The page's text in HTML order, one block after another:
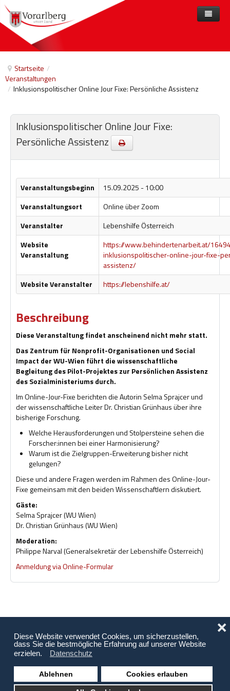
Diese Website verwendet Cookies, um sicherzustellen,
dass Sie die bestmögliche Erfahrung auf unserer Website
erzielen.
Datenschutz
Ablehnen Cookies erlauben
❌
Startseite /
Veranstaltungen
/ Inklusionspolitischer Online Jour Fixe: Persönliche Assistenz
Inklusionspolitischer Online Jour Fixe:
Persönliche Assistenz
Veranstaltungsbeginn
15.09.2025 - 10:00
Veranstaltungsort
Online über Zoom
Veranstalter
Lebenshilfe Österreich
Website
Veranstaltung
https://www.behindertenarbeit.at/
inklusionspolitischer-online-jour-fixe-
assistenz/
Website Veranstalter
https://lebenshilfe.at/
Beschreibung
Diese Veranstaltung findet anscheinend nicht mehr statt.
Das Zentrum für Nonprofit-Organisationen und Social
Impact der WU-Wien führt die wissenschaftliche
Begleitung des Pilot-Projektes zur Persönlichen Assistenz
des Sozialministeriums durch.
Im Online-Jour-Fixe berichten die Autorin Selma Sprajcer und
der wissenschaftliche Leiter Dr. Christian Grünhaus über ihre
bisherige Forschung.
Welche Herausforderungen und Stolpersteine sehen die
Forscher:innen bei einer Harmonisierung?
Warum ist die Zielgruppen-Erweiterung bisher nicht
gelungen?
Diese und andere Fragen werden im Rahmen des Online-Jour-
Fixe gemeinsam mit den beiden Wissenschaftlern diskutiert.
Gäste:
Selma Sprajcer (WU Wien)
Dr. Christian Grünhaus (WU Wien)
Moderation:
Philippe Narval (Generalsekretär der Lebenshilfe Österreich)
Anmeldung via Online-Formular
Copyright © 2026 Behinderung Vorarlberg | Webagentur: EDBS
Home
Angebote nach Themen
Barrierefreiheit
Beihilfen, finanzielle Unterstützungen
Freizeit
Gesetze und Verordnungen
Gesetzliche Vertretungen
Gesundheitliche Rehabilitation
Hilfsmittel und Heilbehelfe
Selbsthilfe und Selbstvertretung
Unterstützung, Beratung, Assistenz
Wohnen
Anbieter
Veranstaltungen